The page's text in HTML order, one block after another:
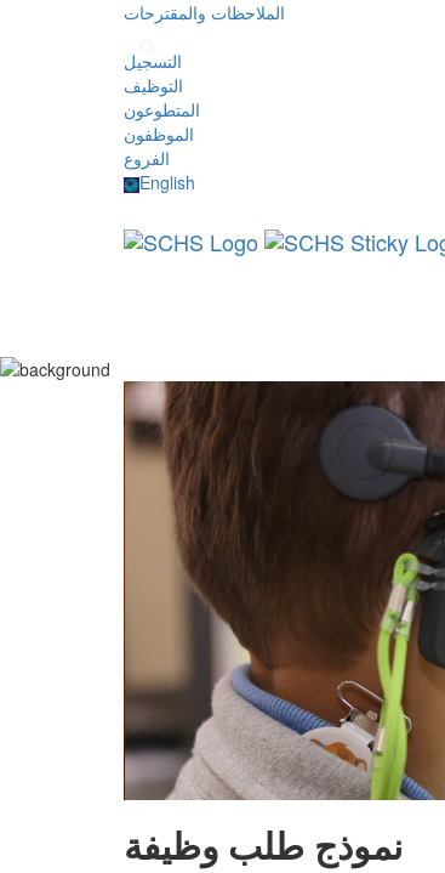
الملاحظات والمقترحات
التسجيل
التوظيف
المتطوعون
الموظفون
الفروع
English
نموذج طلب وظيفة